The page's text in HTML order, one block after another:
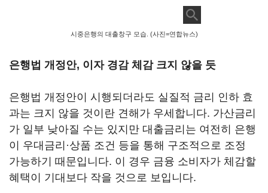
시중은행의 대출창구 모습. (사진=연합뉴스)
은행법 개정안, 이자 경감 체감 크지 않을 듯
은행법 개정안이 시행되더라도 실질적 금리 인하 효
과는 크지 않을 것이란 견해가 우세합니다. 가산금리
가 일부 낮아질 수는 있지만 대출금리는 여전히 은행
이 우대금리·상품 조건 등을 통해 구조적으로 조정
가능하기 때문입니다. 이 경우 금융 소비자가 체감할
혜택이 기대보다 작을 것으로 보입니다.